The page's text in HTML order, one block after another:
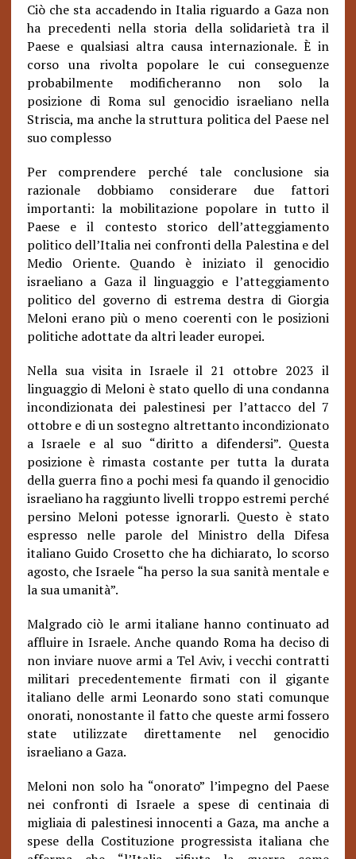
Ciò che sta accadendo in Italia riguardo a Gaza non
ha precedenti nella storia della solidarietà tra il
Paese e qualsiasi altra causa internazionale. È in
corso una rivolta popolare le cui conseguenze
probabilmente modificheranno non solo la
posizione di Roma sul genocidio israeliano nella
Striscia, ma anche la struttura politica del Paese nel
suo complesso
Per comprendere perché tale conclusione sia
razionale dobbiamo considerare due fattori
importanti: la mobilitazione popolare in tutto il
Paese e il contesto storico dell’atteggiamento
politico dell’Italia nei confronti della Palestina e del
Medio Oriente. Quando è iniziato il genocidio
israeliano a Gaza il linguaggio e l’atteggiamento
politico del governo di estrema destra di Giorgia
Meloni erano più o meno coerenti con le posizioni
politiche adottate da altri leader europei.
Nella sua visita in Israele il 21 ottobre 2023 il
linguaggio di Meloni è stato quello di una condanna
incondizionata dei palestinesi per l’attacco del 7
ottobre e di un sostegno altrettanto incondizionato
a Israele e al suo “diritto a difendersi”. Questa
posizione è rimasta costante per tutta la durata
della guerra fino a pochi mesi fa quando il genocidio
israeliano ha raggiunto livelli troppo estremi perché
persino Meloni potesse ignorarli. Questo è stato
espresso nelle parole del Ministro della Difesa
italiano Guido Crosetto che ha dichiarato, lo scorso
agosto, che Israele “ha perso la sua sanità mentale e
la sua umanità”.
Malgrado ciò le armi italiane hanno continuato ad
affluire in Israele. Anche quando Roma ha deciso di
non inviare nuove armi a Tel Aviv, i vecchi contratti
militari precedentemente firmati con il gigante
italiano delle armi Leonardo sono stati comunque
onorati, nonostante il fatto che queste armi fossero
state utilizzate direttamente nel genocidio
israeliano a Gaza.
Meloni non solo ha “onorato” l’impegno del Paese
nei confronti di Israele a spese di centinaia di
migliaia di palestinesi innocenti a Gaza, ma anche a
spese della Costituzione progressista italiana che